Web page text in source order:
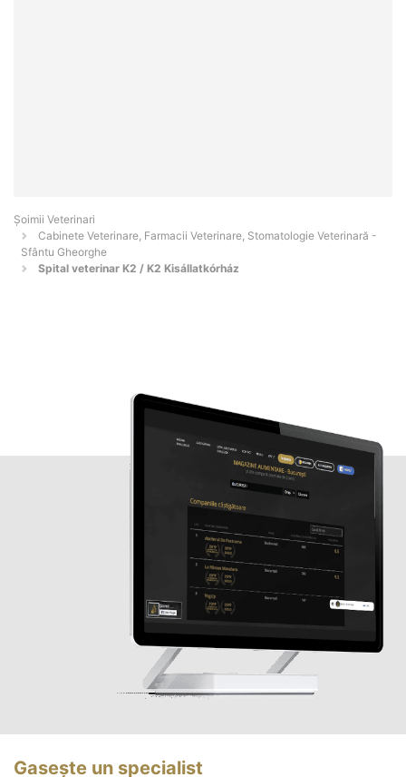
Șoimii Veterinari
Cabinete Veterinare, Farmacii Veterinare, Stomatologie Veterinară -
Sfântu Gheorghe
Spital veterinar K2 / K2 Kisállatkórház
Gasește un specialist